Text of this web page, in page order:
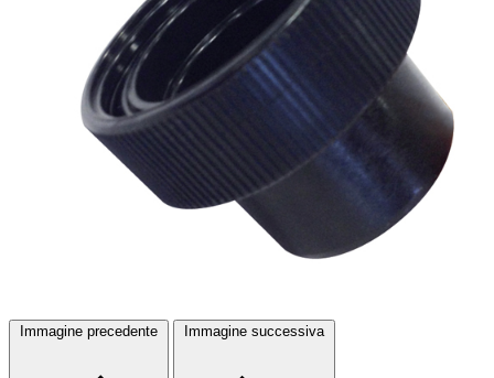
Immagine precedente Immagine successiva